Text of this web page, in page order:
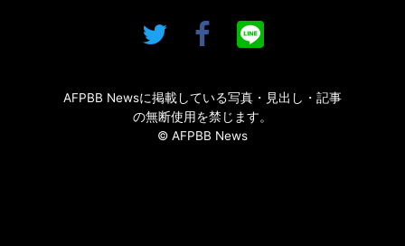
AFPBB Newsに掲載している写真・見出し・記事
の無断使用を禁じます。
© AFPBB News